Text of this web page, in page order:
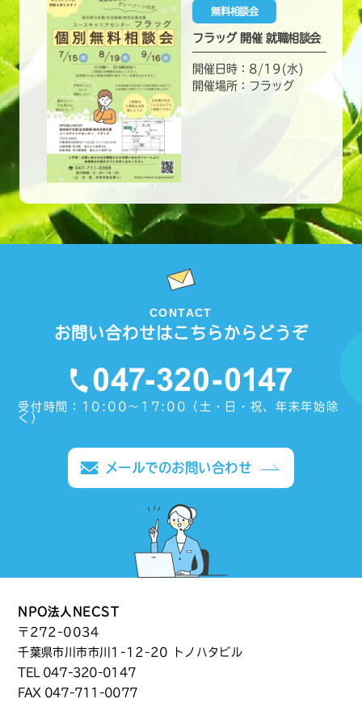
無料相談会
フラッグ 開催 就職相談会
開催日時：8/19(水)
開催場所：フラッグ
CONTACT
お問い合わせはこちらからどうぞ
受付時間：10:00〜17:00（土・日・祝、年末年始除
く）
メールでのお問い合わせ
NPO法人NECST
〒272-0034
千葉県市川市市川1-12-20 トノハタビル
TEL 047-320-0147
FAX 047-711-0077